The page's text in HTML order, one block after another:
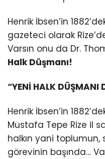
Henrik İbsen’in
gazeteci olarak
Varsın onu da Dr.
Halk Düşmanı!
“YENİ HALK DÜŞMANI
Henrik İbsen’in
Mustafa Tepe Rize il
halkın yani toplumun,
görevinin başında…